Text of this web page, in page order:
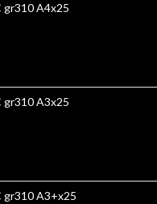
gr310 A4x25
gr310 A3x25
gr310 A3+x25